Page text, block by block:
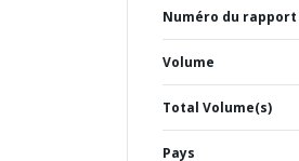
Numéro du rapport
Volume
Total Volume(s)
Pays